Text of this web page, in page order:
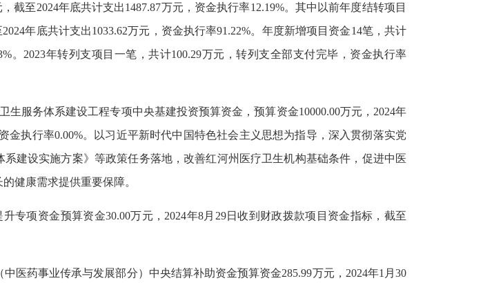
截至2024年底共计支出1487.87万元，资金执行率12.19%。其中以前年度结转项目
年底共计支出1033.62万元，资金执行率91.22%。年度新增项目资金14笔，共计
。2023年转列支项目一笔，共计100.29万元，转列支全部支付完毕，资金执行率
生服务体系建设工程专项中央基建投资预算资金，预算资金10000.00万元，2024年
金执行率0.00%。以习近平新时代中国特色社会主义思想为指导，深入贯彻落实党
建设实施方案》等政策任务落地，改善红河州医疗卫生机构基础条件，促进中医
健康需求提供重要保障。
专项资金预算资金30.00万元，2024年8月29日收到财政拨款项目资金指标，截至
医药事业传承与发展部分）中央结算补助资金预算资金285.99万元，2024年1月30